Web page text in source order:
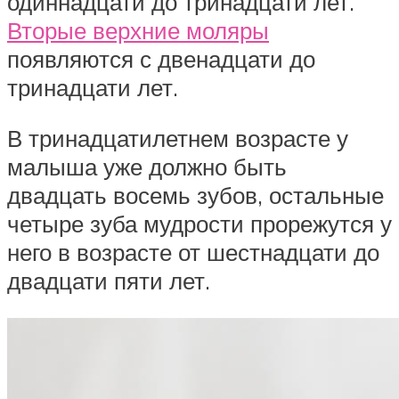
Вторые верхние моляры
появляются с двенадцати до
тринадцати лет.
В тринадцатилетнем возрасте у
малыша уже должно быть
двадцать восемь зубов, остальные
четыре зуба мудрости прорежутся у
него в возрасте от шестнадцати до
двадцати пяти лет.